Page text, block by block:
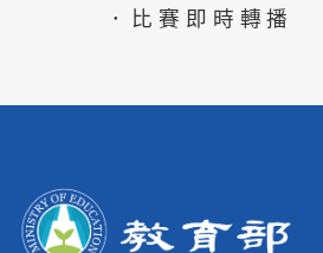
．比賽即時轉播